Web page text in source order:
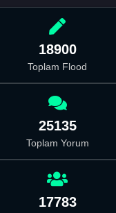
18900
Toplam Flood
25135
Toplam Yorum
17783